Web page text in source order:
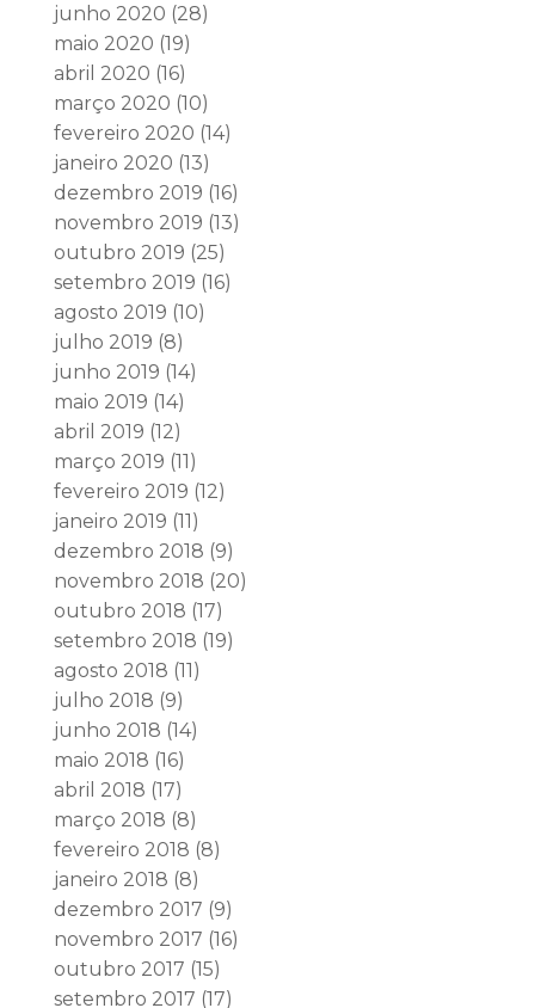
junho 2020 (28)
maio 2020 (19)
abril 2020 (16)
março 2020 (10)
fevereiro 2020 (14)
janeiro 2020 (13)
dezembro 2019 (16)
novembro 2019 (13)
outubro 2019 (25)
setembro 2019 (16)
agosto 2019 (10)
julho 2019 (8)
junho 2019 (14)
maio 2019 (14)
abril 2019 (12)
março 2019 (11)
fevereiro 2019 (12)
janeiro 2019 (11)
dezembro 2018 (9)
novembro 2018 (20)
outubro 2018 (17)
setembro 2018 (19)
agosto 2018 (11)
julho 2018 (9)
junho 2018 (14)
maio 2018 (16)
abril 2018 (17)
março 2018 (8)
fevereiro 2018 (8)
janeiro 2018 (8)
dezembro 2017 (9)
novembro 2017 (16)
outubro 2017 (15)
setembro 2017 (17)